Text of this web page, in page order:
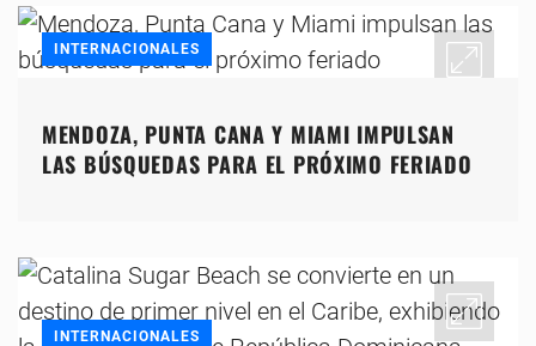
INTERNACIONALES
MENDOZA, PUNTA CANA Y MIAMI IMPULSAN
LAS BÚSQUEDAS PARA EL PRÓXIMO FERIADO
INTERNACIONALES